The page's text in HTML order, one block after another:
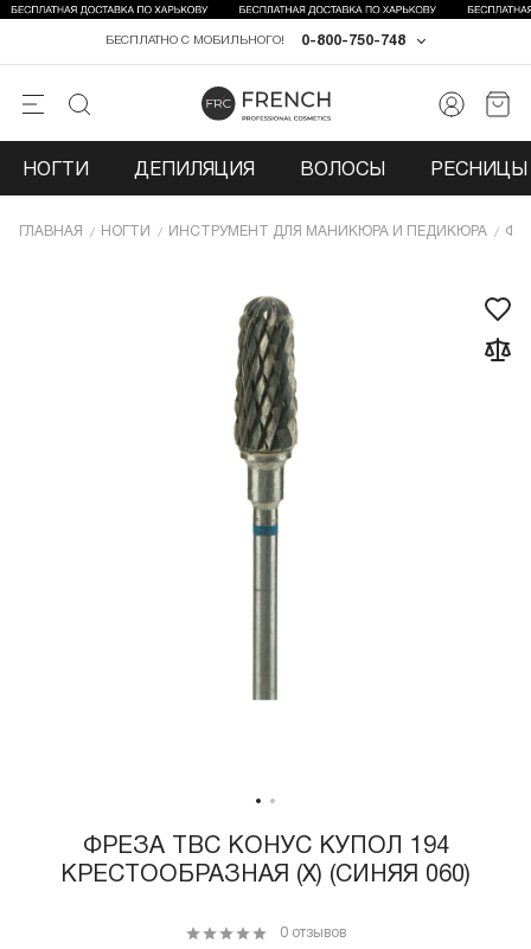
0-800-750-748
БЕСПЛАТНО С МОБИЛЬНОГО!
НОГТИ ДЕПИЛЯЦИЯ ВОЛОСЫ РЕСНИЦЫ
ГЛАВНАЯ НОГТИ ИНCТРУМЕНТ ДЛЯ МАНИКЮРА И ПЕДИКЮРА
ФРЕЗА ТВС КОНУС КУПОЛ 194
КРЕСТООБРАЗНАЯ (X) (СИНЯЯ 060)
0 отзывов